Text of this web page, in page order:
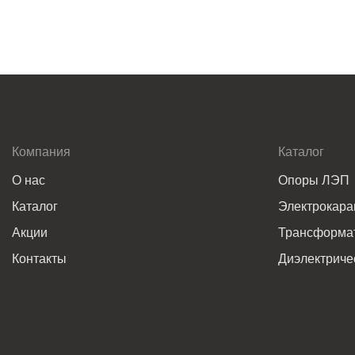
Компания
О нас
Каталог
Акции
Контакты
Каталог
Опоры ЛЭП